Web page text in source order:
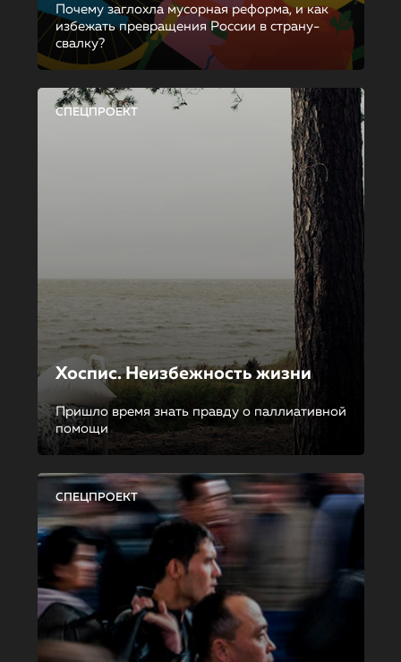
Почему заглохла мусорная реформа, и как
избежать превращения России в страну-
свалку?
СПЕЦПРОЕКТ
Хоспис. Неизбежность жизни
Пришло время знать правду о паллиативной
помощи
СПЕЦПРОЕКТ